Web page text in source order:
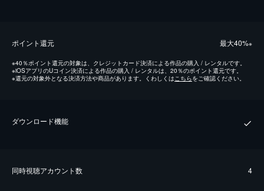
ポイント還元 最⼤40%※
※40％ポイント還元の対象は、クレジットカード決済による作品の購入 / レンタルです。
※iOSアプリのUコイン決済による作品の購入 / レンタルは、20％のポイント還元です。
※還元の対象外となる決済方法や商品があります。くわしくはこちらをご確認ください。
ダウンロード機能
同時視聴アカウント数 4